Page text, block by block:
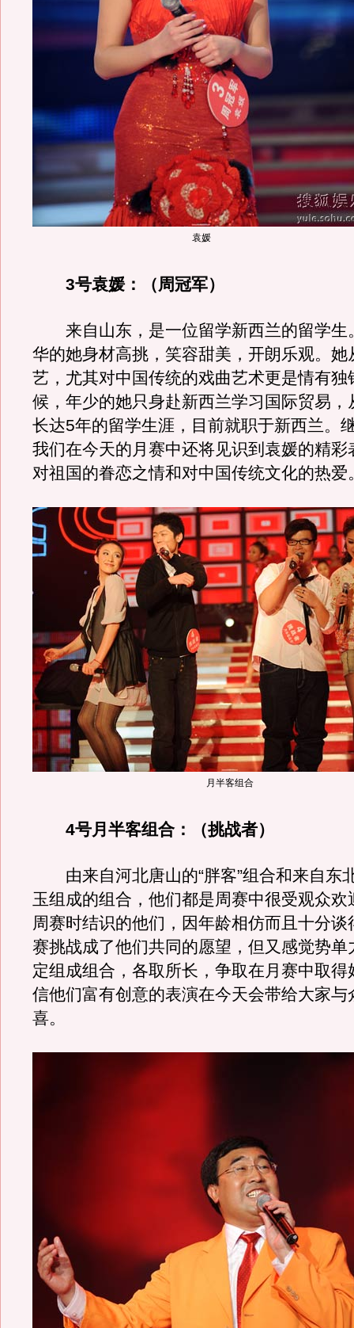
袁媛
3号袁媛：（周冠军）
来自山东，是一位留学新西兰的留学生
华的她身材高挑，笑容甜美，开朗乐观。她
艺，尤其对中国传统的戏曲艺术更是情有独
候，年少的她只身赴新西兰学习国际贸易，
长达5年的留学生涯，目前就职于新西兰。
我们在今天的月赛中还将见识到袁媛的精彩
对祖国的眷恋之情和对中国传统文化的热爱
月半客组合
4号月半客组合：（挑战者）
由来自河北唐山的“胖客”组合和来自东
玉组成的组合，他们都是周赛中很受观众欢
周赛时结识的他们，因年龄相仿而且十分谈
赛挑战成了他们共同的愿望，但又感觉势单
定组成组合，各取所长，争取在月赛中取得
信他们富有创意的表演在今天会带给大家与
喜。